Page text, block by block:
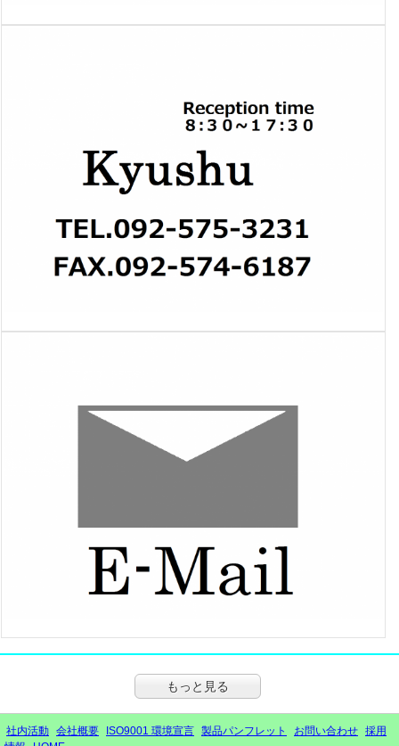
もっと見る
社内活動 会社概要 ISO9001 環境宣言 製品パンフレット お問い合わせ 採用